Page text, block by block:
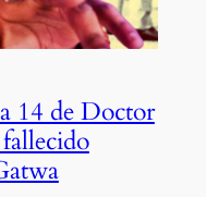
14 de Doctor